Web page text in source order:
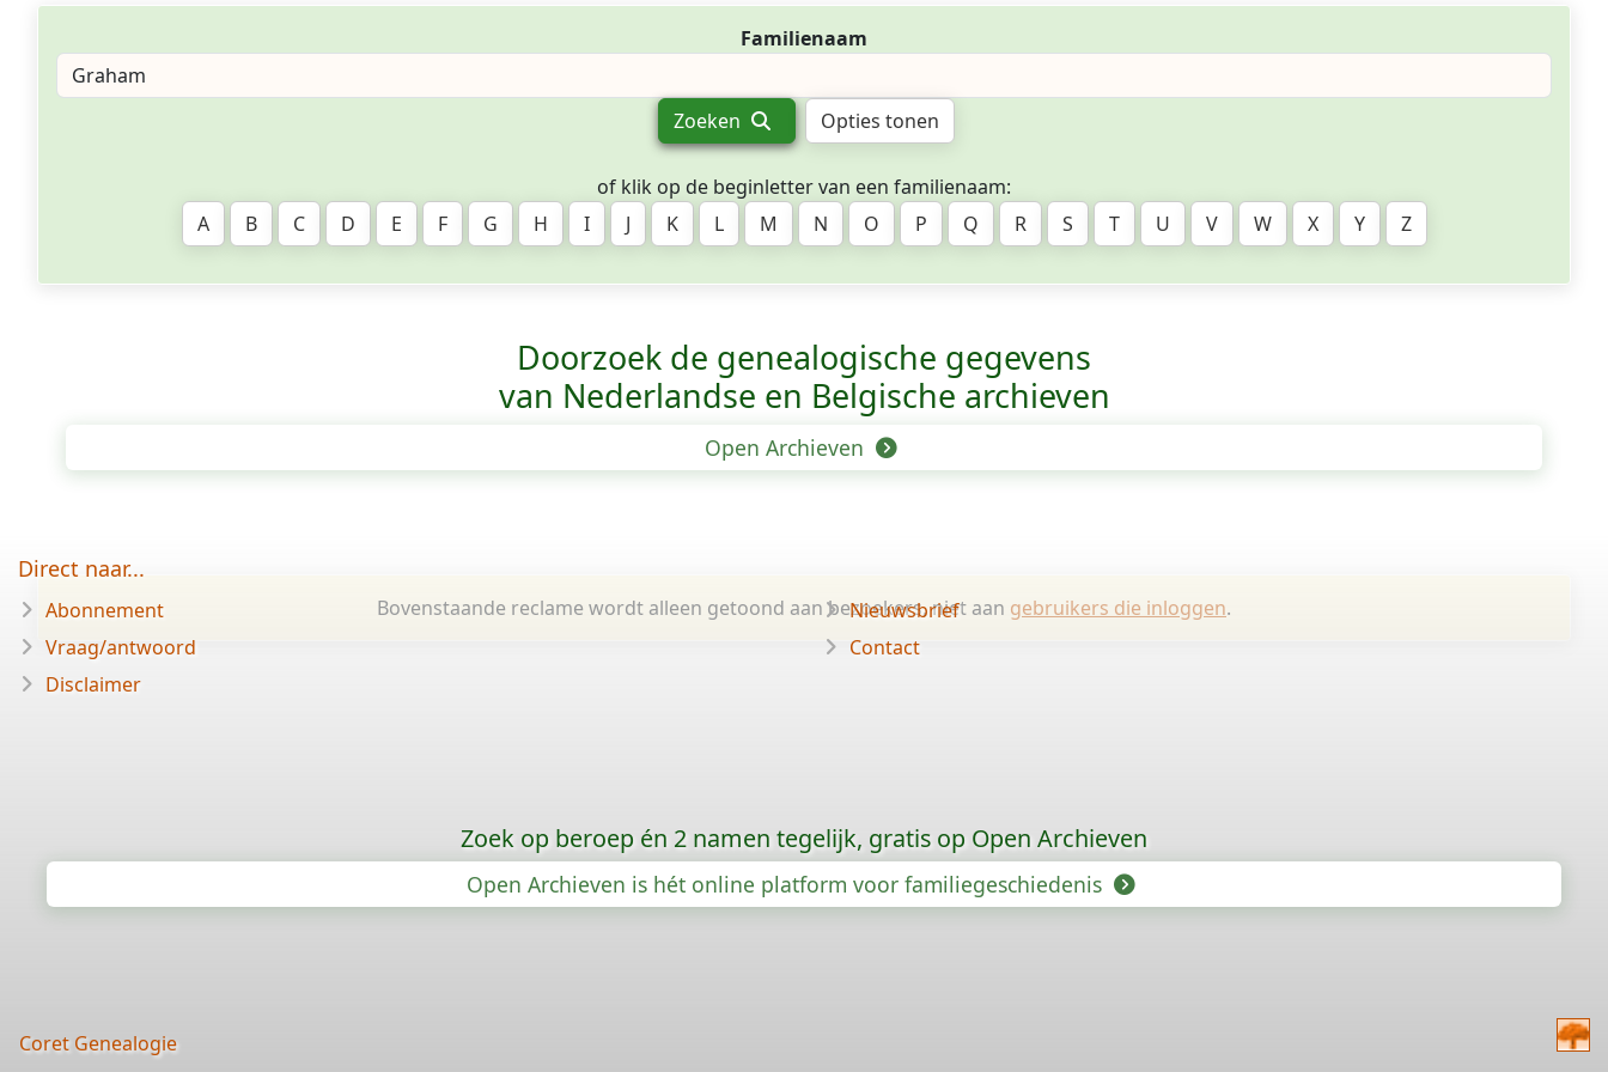
Familienaam
Zoeken Opties tonen
of klik op de beginletter van een familienaam:
A
B C D E F G H I J K L M N O P Q R S T U V W X Y Z
Doorzoek de genealogische gegevens
van Nederlandse en Belgische archieven
Open Archieven
Bovenstaande reclame wordt alleen getoond aan bezoekers, niet aan gebruikers die inloggen.
Direct naar...
Abonnement
Vraag/antwoord
Disclaimer
Nieuwsbrief
Contact
Zoek op beroep én 2 namen tegelijk, gratis op Open Archieven
Open Archieven is hét online platform voor familiegeschiedenis
Coret Genealogie